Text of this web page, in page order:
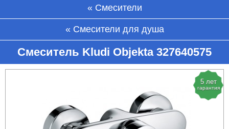
Смесители
Смесители для душа
Смеситель Kludi Objekta 327640575
5 лет
гарантия